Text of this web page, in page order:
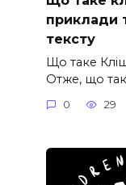
приклади
тексту
Що таке
Отже, що
0 29